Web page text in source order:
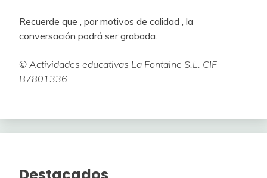
Recuerde que , por motivos de calidad , la
conversación podrá ser grabada.
© Actividades educativas La Fontaine S.L. CIF
B7801336